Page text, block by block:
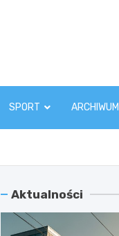
SPORT ARCHIWUM
Aktualności